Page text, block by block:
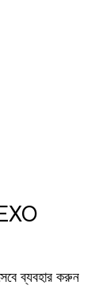
ব্যবহার করুন